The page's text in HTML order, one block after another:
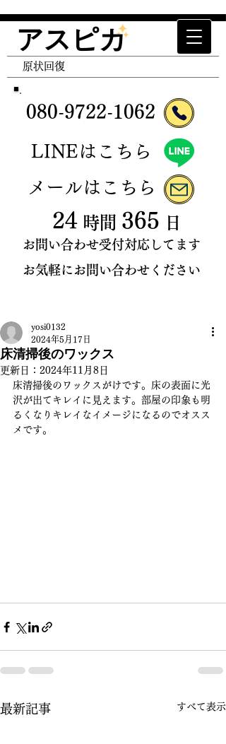
エアコン清掃 エアコンクリーニング ハウスクリ
ーニング 空室清掃 抑制津クリーニング トイレ
クリーニング キッチンクリーニング レンジフー
ドクリーニング 原状回復 退去清掃 入居前清
掃 家事代行 便利屋 クロス張替 退去立ち合い
080-9722-1062
​LINEはこちら
​メールはこちら
お問い合わせ受付対応してます
お気軽にお問い合わせください
24 時間 365 日
​原状回復
アスピカ
床清掃後のワックス
yosi0132
2024年5月17日
更新日： 2024年11月8日
床清掃後のワックスがけです。床の表面に光
沢が出てキレイに見えます。部屋の印象も明
るくなりキレイなイメージになるのでオスス
メです。
最新記事 すべて表示